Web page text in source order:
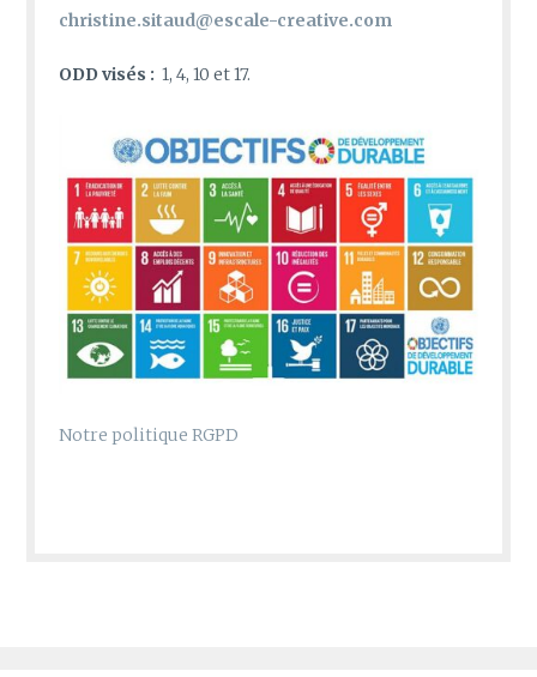
christine.sitaud@escale-creative.com
ODD visés : 1, 4, 10 et 17.
Notre politique RGPD